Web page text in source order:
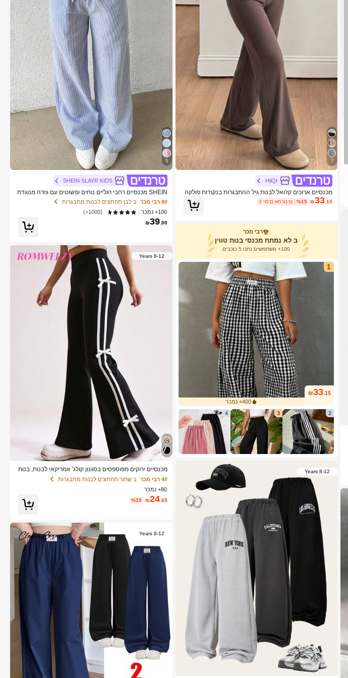
7
HiiQt
מכנסיים ארוכים קז'ואל לבנות גיל ההתבגרות בנקודות פולקה
דוט וטלאים בצבע קפה
₪33 .15
%15 3 ימים אחרונים
רבי מכר
ב לא נמתח מכנסי בנות טווין
100+ משתמשים נתנו 5 כוכבים
1
₪33.15
400+ נמכר
2
3
4
8-12 Years
5
SHEIN SLAYR KIDS
SHEIN מכנסיים רחבי רגליים נוחים ופשוטים עם גזרה מנוגדת
בצבע ניגודיות, אמצע המותניים
8# רבי מכר
ב לבן תחתונים לבנות מתבגרות
100+ נמכר
(1000+)
₪39.00
8-12 Years
מכנסיים ירוקים מפוספסים בסגנון קולג' אמריקאי לבנות, בנות
צעירות ובנות
4# רבי מכר
ב שחור תחתונים לבנות מתבגרות
80+ נמכר
₪24.65
%15
8-12 Years